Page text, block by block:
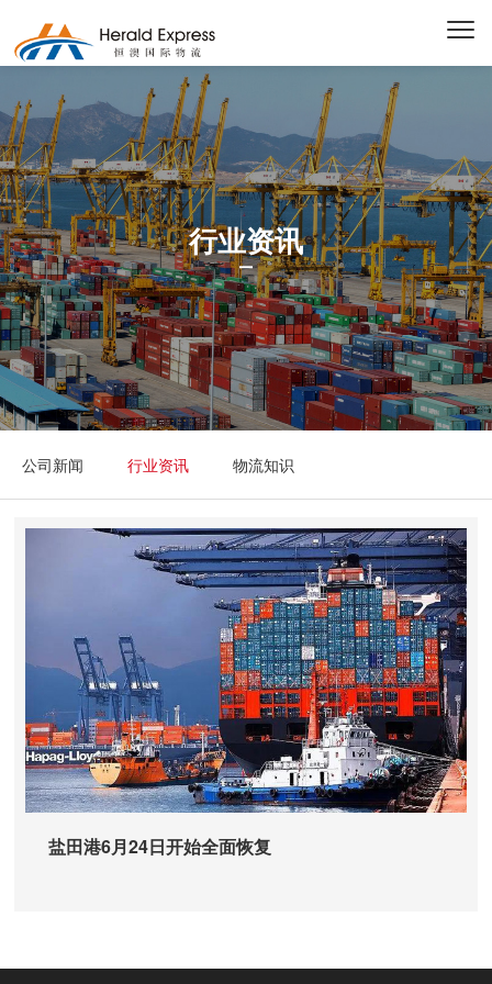
行业资讯
公司新闻 行业资讯 物流知识
盐田港6月24日开始全面恢复